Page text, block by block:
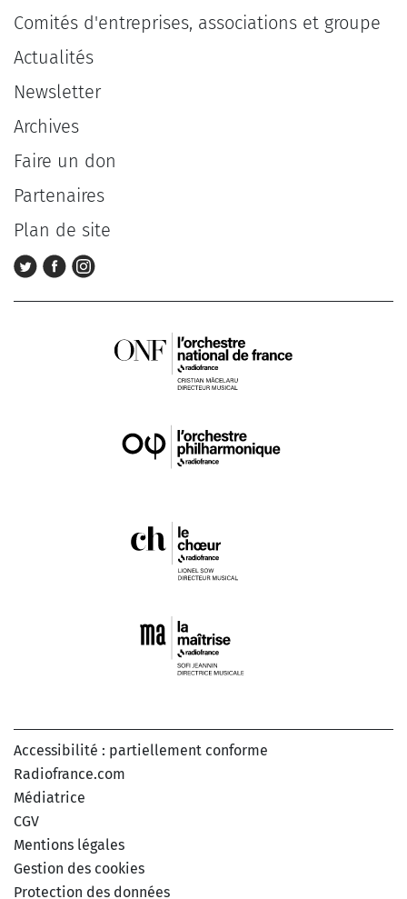
Comités d'entreprises, associations et groupe
Actualités
Newsletter
Archives
Faire un don
Partenaires
Plan de site
Accessibilité : partiellement conforme
Radiofrance.com
Médiatrice
CGV
Mentions légales
Gestion des cookies
Protection des données